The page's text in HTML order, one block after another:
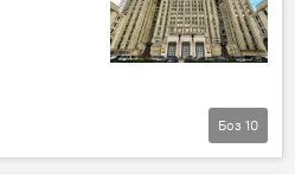
ахир
Боз 10